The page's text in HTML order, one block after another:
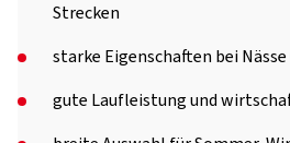
Strecken
starke Eigenschaften bei
gute Laufleistung und